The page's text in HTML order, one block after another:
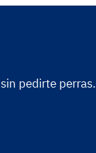
pedirte perras.